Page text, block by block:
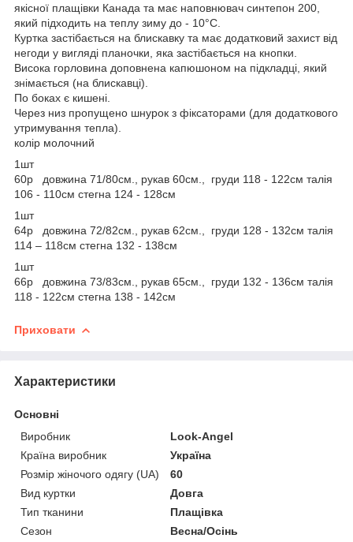
якісної плащівки Канада та має наповнювач синтепон 200,
який підходить на теплу зиму до - 10°C.
Куртка застібається на блискавку та має додатковий захист від
негоди у вигляді планочки, яка застібається на кнопки.
Висока горловина доповнена капюшоном на підкладці, який
знімається (на блискавці).
По боках є кишені.
Через низ пропущено шнурок з фіксаторами (для додаткового
утримування тепла).
колір молочний
1шт
60р довжина 71/80см., рукав 60см., груди 118 - 122см талія
106 - 110см стегна 124 - 128см
1шт
64р довжина 72/82см., рукав 62см., груди 128 - 132см талія
114 – 118см стегна 132 - 138см
1шт
66р довжина 73/83см., рукав 65см., груди 132 - 136см талія
118 - 122см стегна 138 - 142см
Приховати
Характеристики
Основні
Виробник
Look-Angel
Країна виробник
Україна
Розмір жіночого одягу (UA)
60
Вид куртки
Довга
Тип тканини
Плащівка
Сезон
Весна/Осінь